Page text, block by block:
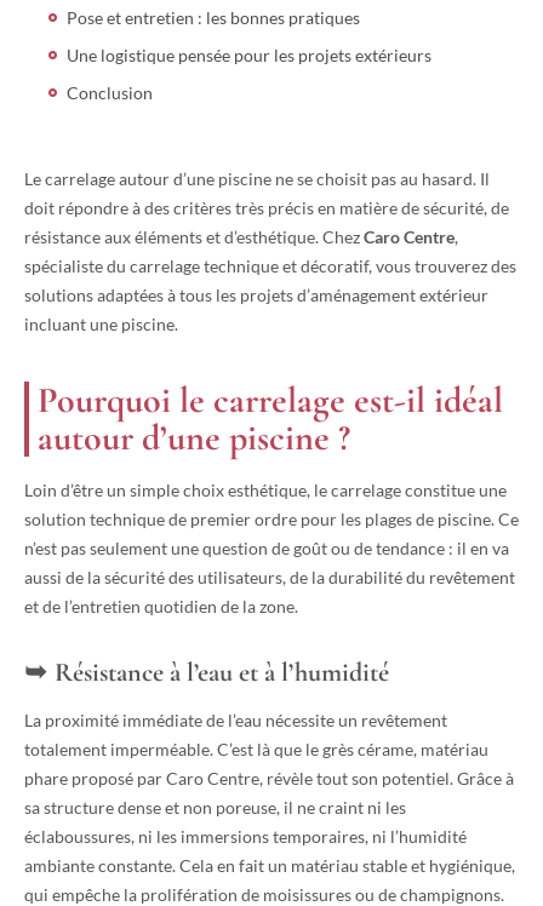
Pose et entretien : les bonnes pratiques
Une logistique pensée pour les projets extérieurs
Conclusion
Le carrelage autour d’une piscine ne se choisit pas au hasard. Il
doit répondre à des critères très précis en matière de sécurité, de
résistance aux éléments et d’esthétique. ChezCaro Centre,
spécialiste du carrelage technique et décoratif, vous trouverez des
solutions adaptées à tous les projets d’aménagement extérieur
incluant une piscine.
Pourquoi le carrelage est-il idéal
autour d’une piscine ?
Loin d’être un simple choix esthétique, le carrelage constitue une
solution technique de premier ordre pour les plages de piscine. Ce
n’est pas seulement une question de goût ou de tendance : il en va
aussi de la sécurité des utilisateurs, de la durabilité du revêtement
et de l’entretien quotidien de la zone.
Résistance à l’eau et à l’humidité
La proximité immédiate de l’eau nécessite un revêtement
totalement imperméable. C’est là que le grès cérame, matériau
phare proposé par Caro Centre, révèle tout son potentiel. Grâce à
sa structure dense et non poreuse, il ne craint ni les
éclaboussures, ni les immersions temporaires, ni l’humidité
ambiante constante. Cela en fait un matériau stable et hygiénique,
qui empêche la prolifération de moisissures ou de champignons.